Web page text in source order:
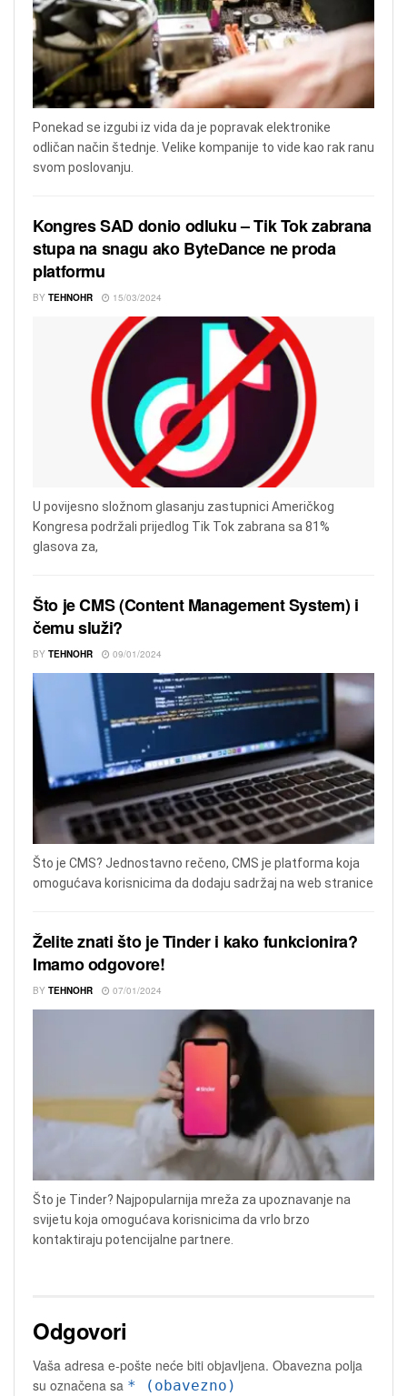
Ponekad se izgubi iz vida da je popravak elektronike
odličan način štednje. Velike kompanije to vide kao rak ranu
svom poslovanju.
Kongres SAD donio odluku – Tik Tok zabrana
stupa na snagu ako ByteDance ne proda
platformu
BY TEHNOHR 15/03/2024
U povijesno složnom glasanju zastupnici Američkog
Kongresa podržali prijedlog Tik Tok zabrana sa 81%
glasova za,
Što je CMS (Content Management System) i
čemu služi?
BY TEHNOHR 09/01/2024
Što je CMS? Jednostavno rečeno, CMS je platforma koja
omogućava korisnicima da dodaju sadržaj na web stranice
Želite znati što je Tinder i kako funkcionira?
Imamo odgovore!
BY TEHNOHR 07/01/2024
Što je Tinder? Najpopularnija mreža za upoznavanje na
svijetu koja omogućava korisnicima da vrlo brzo
kontaktiraju potencijalne partnere.
Odgovori
Vaša adresa e-pošte neće biti objavljena. Obavezna polja
su označena sa * (obavezno)